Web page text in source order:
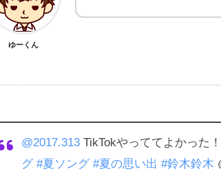
ゆーくん
@2017.313 TikTokやっててよかった
グ #夏ソング #夏の思い出 #鈴木鈴木